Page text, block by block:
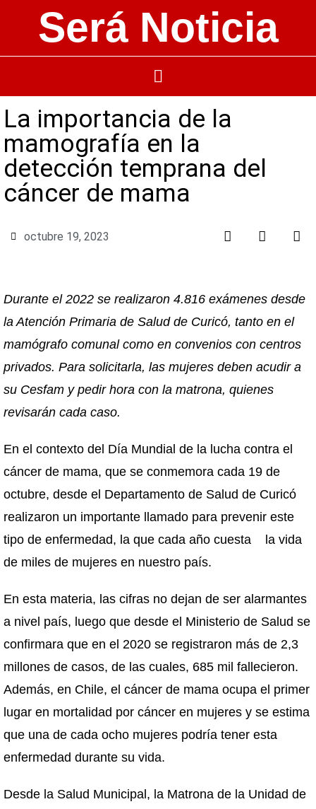
Será Noticia
La importancia de la
mamografía en la
detección temprana del
cáncer de mama
octubre 19, 2023
Durante el 2022 se realizaron 4.816 exámenes desde
la Atención Primaria de Salud de Curicó, tanto en el
mamógrafo comunal como en convenios con centros
privados. Para solicitarla, las mujeres deben acudir a
su Cesfam y pedir hora con la matrona, quienes
revisarán cada caso.
En el contexto del Día Mundial de la lucha contra el
cáncer de mama, que se conmemora cada 19 de
octubre, desde el Departamento de Salud de Curicó
realizaron un importante llamado para prevenir este
tipo de enfermedad, la que cada año cuesta la vida
de miles de mujeres en nuestro país.
En esta materia, las cifras no dejan de ser alarmantes
a nivel país, luego que desde el Ministerio de Salud se
confirmara que en el 2020 se registraron más de 2,3
millones de casos, de las cuales, 685 mil fallecieron.
Además, en Chile, el cáncer de mama ocupa el primer
lugar en mortalidad por cáncer en mujeres y se estima
que una de cada ocho mujeres podría tener esta
enfermedad durante su vida.
Desde la Salud Municipal, la Matrona de la Unidad de